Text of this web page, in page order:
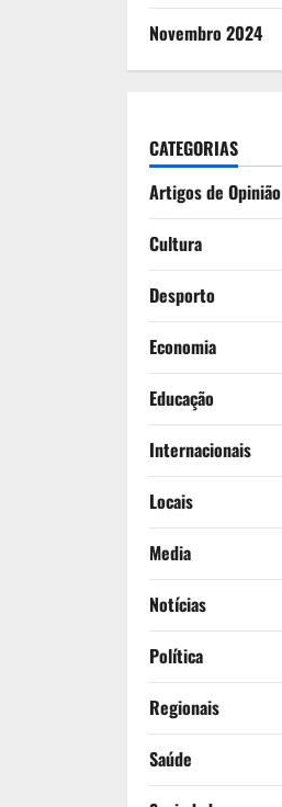
Novembro 2024
CATEGORIAS
Artigos de Opinião
Cultura
Desporto
Economia
Educação
Internacionais
Locais
Media
Notícias
Política
Regionais
Saúde